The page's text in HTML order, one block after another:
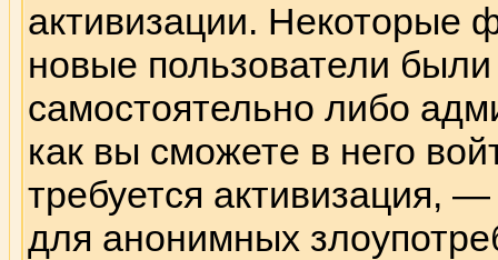
активизации. Некоторые
новые пользователи
самостоятельно либо
как вы сможете в него
требуется активизация,
для анонимных